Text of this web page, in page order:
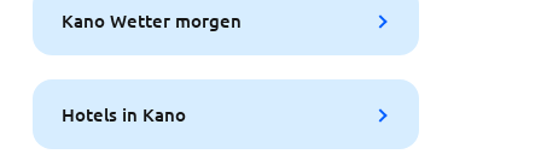
Kano Wetter morgen
Hotels in Kano